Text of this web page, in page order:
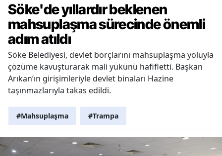
Söke'de yıllardır beklenen
mahsuplaşma sürecinde önemli
adım atıldı
Söke Belediyesi, devlet borçlarını mahsuplaşma yoluyla
çözüme kavuşturarak mali yükünü hafifletti. Başkan
Arıkan’ın girişimleriyle devlet binaları Hazine
taşınmazlarıyla takas edildi.
#Mahsuplaşma #Trampa